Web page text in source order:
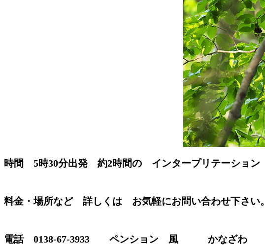
時間 5時30分出発 約2時間の インタープリテーション
料金・場所など 詳しくは お気軽にお問い合わせ下さい。
電話 0138-67-3933 ペンション 風 かなざわ